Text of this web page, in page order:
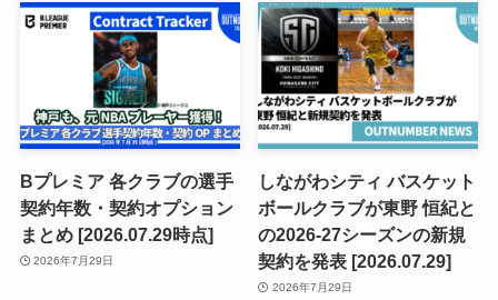
Bプレミア 各クラブの選手
契約年数・契約オプション
まとめ [2026.07.29時点]
2026年7月29日
しながわシティ バスケット
ボールクラブが東野 恒紀と
の2026-27シーズンの新規
契約を発表 [2026.07.29]
2026年7月29日